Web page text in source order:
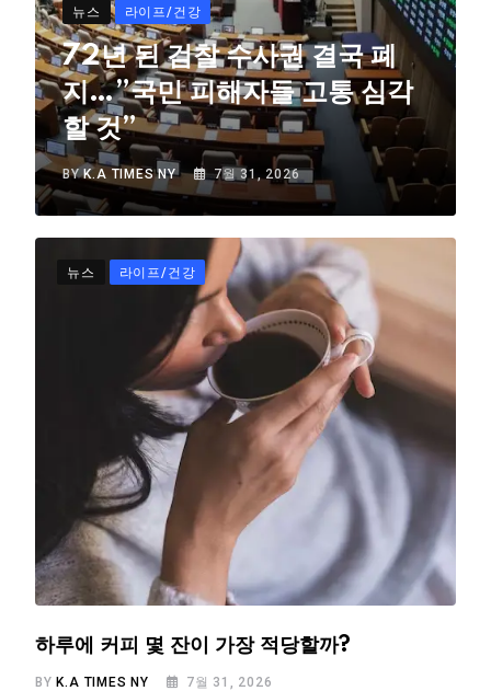
뉴스 라이프/건강
72년 된 검찰 수사권 결국 폐
지…”국민 피해자들 고통 심각
할 것”
BYK.A TIMES NY 7월 31, 2026
뉴스 라이프/건강
하루에 커피 몇 잔이 가장 적당할까?
BYK.A TIMES NY 7월 31, 2026